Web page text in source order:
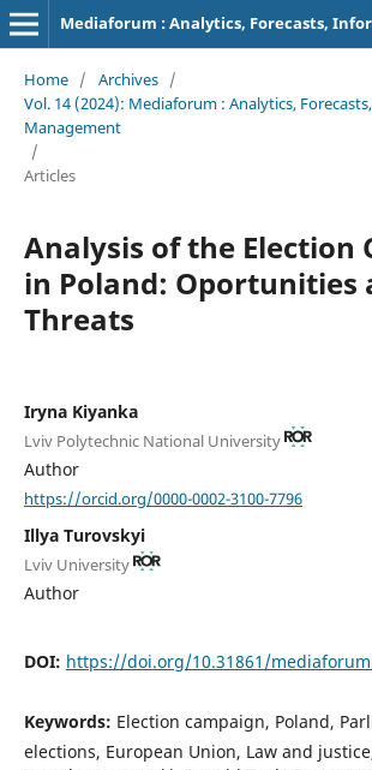
Home / Archives /
Vol. 14 (2024): Mediaforum : Analytics,
Management
/
Articles
Analysis of the Election
in Poland: Oportunities
Threats
Irуna Kiyanka
Lviv Polytechnic National University
Author
https://orcid.org/0000-0002-3100-7796
Illya Turovskyi
Lviv University
Author
DOI: https://doi.org/10.31861/
Keywords: Election campaign, Poland,
elections, European Union, Law and